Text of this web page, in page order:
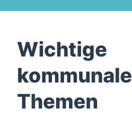
Wichtige
kommunale
Themen